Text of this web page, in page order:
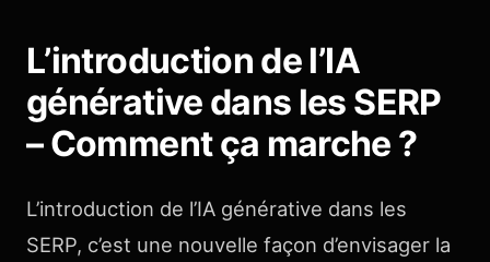
L’introduction de l’IA
générative dans les SERP
– Comment ça marche ?
L’introduction de l’IA générative dans les
SERP, c’est une nouvelle façon d’envisager la